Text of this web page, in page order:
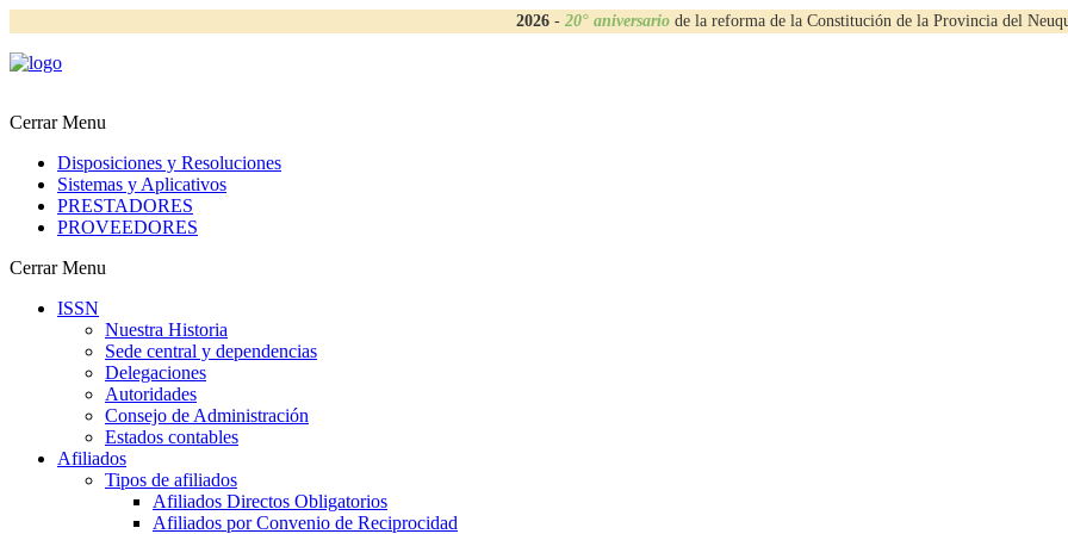
2026- 20° aniversariode la reforma de la Constitución de la Provincia del
Cerrar Menu
Disposiciones y Resoluciones
Sistemas y Aplicativos
PRESTADORES
PROVEEDORES
Cerrar Menu
ISSN
Nuestra Historia
Sede central y dependencias
Delegaciones
Autoridades
Consejo de Administración
Estados contables
Afiliados
Tipos de afiliados
Afiliados Directos Obligatorios
Afiliados por Convenio de Reciprocidad